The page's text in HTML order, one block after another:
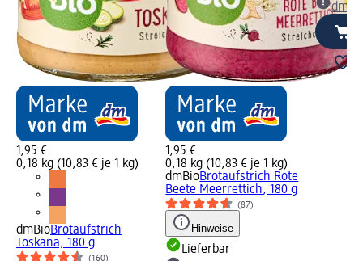
1,95 €
0,18 kg (10,83 € je 1 kg)
dmBioBrotaufstrich
Toskana, 180 g
(160)
1,95 €
0,18 kg (10,83 € je 1 kg)
dmBioBrotaufstrich Rote
Beete Meerrettich, 180 g
(87)
Hinweise
Lieferbar
dm